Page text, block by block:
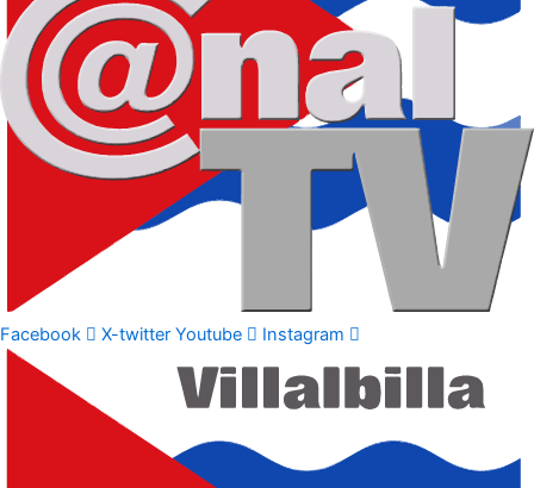
Facebook X-twitter Youtube Instagram